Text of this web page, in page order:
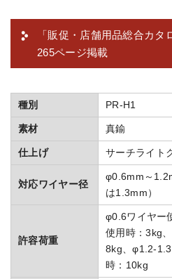
「販促・店舗用品総合カタ
265ページ掲載
種別 PR-H1
素材 真鍮
仕上げ サーチライト
対応ワイヤー径
φ0.6mm～
は1.3mm）
許容荷重
φ0.6ワイヤー
使用時：3kg
8kg、φ1.2-1.3
時：10kg